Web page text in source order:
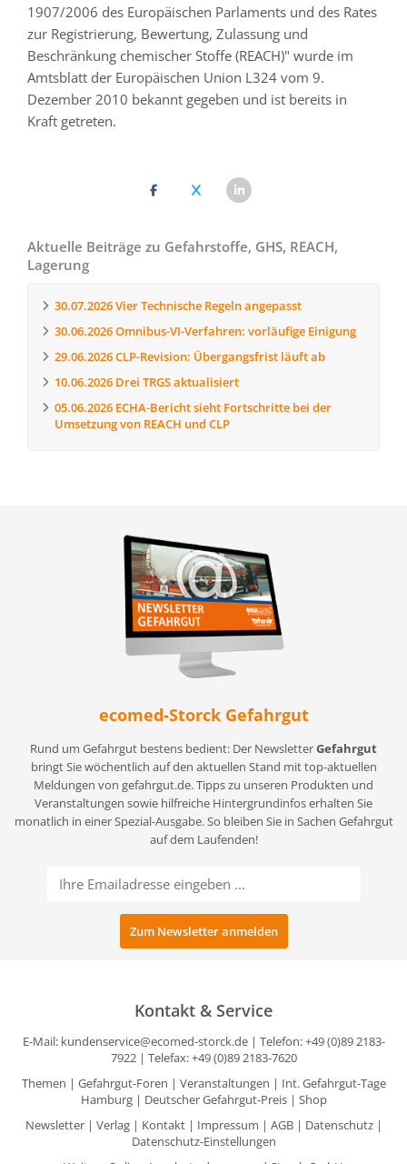
1907/2006 des Europäischen Parlaments und des Rates
zur Registrierung, Bewertung, Zulassung und
Beschränkung chemischer Stoffe (REACH)" wurde im
Amtsblatt der Europäischen Union L324 vom 9.
Dezember 2010 bekannt gegeben und ist bereits in
Kraft getreten.
Aktuelle Beiträge zu Gefahrstoffe, GHS, REACH,
Lagerung
30.07.2026Vier Technische Regeln angepasst
30.06.2026Omnibus-VI-Verfahren: vorläufige Einigung
29.06.2026CLP-Revision: Übergangsfrist läuft ab
10.06.2026 Drei TRGS aktualisiert
05.06.2026 ECHA-Bericht sieht Fortschritte bei der
Umsetzung von REACH und CLP
ecomed-Storck Gefahrgut
Rund um Gefahrgut bestens bedient: Der NewsletterGefahrgut
bringt Sie wöchentlich auf den aktuellen Stand mit top-aktuellen
Meldungen von gefahrgut.de. Tipps zu unseren Produkten und
Veranstaltungen sowie hilfreiche Hintergrundinfos erhalten Sie
monatlich in einer Spezial-Ausgabe. So bleiben Sie in Sachen Gefahrgut
auf dem Laufenden!
Kontakt & Service
E-Mail: kundenservice@ecomed-storck.de| Telefon: +49 (0)89 2183-
7922 | Telefax: +49 (0)89 2183-7620
Themen | Gefahrgut-Foren | Veranstaltungen | Int. Gefahrgut-Tage
Hamburg| Deutscher Gefahrgut-Preis| Shop
Newsletter| Verlag| Kontakt| Impressum | AGB| Datenschutz|
Datenschutz-Einstellungen